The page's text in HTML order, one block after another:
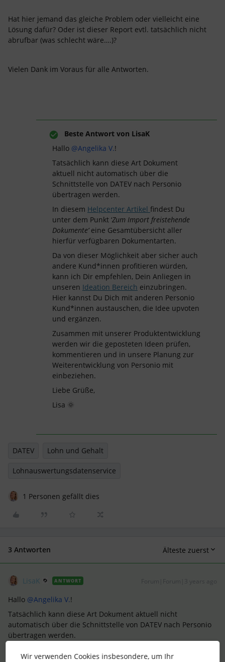
Hat hier jemand das gleiche Problem oder vielleicht eine
Lösung dafür? Oder ist dieser Report evtl. tatsächlich nicht
abrufbar (was schlecht wäre….)?
Vielen Dank im Voraus für alle Antworten.
Beste Antwort von LisaK
Hallo @Angelika V.!
Tatsächlich kann diese Art Dokument
aktuell nicht automatisch über die
Schnittstelle von DATEV nach Personio
übertragen werden.
In diesem Helpcenter Artikel findest Du
unter dem Punkt ‘Zum Import freistehende
Dokumente’eine Gesamtübersicht aller
hierfür verfügbaren Dokumentarten.
Da von dieser Möglichkeit aber sicher auch
andere Kund*innen profitieren würden,
kann ich Dir empfehlen, Dein Anliegen in
unseren Ideation Bereich einzubringen.
Hier kannst Du Dich mit anderen Personio
Kund*innen austauschen, die Idee upvoten
und ergänzen.
Zusammen mit unserer Produktentwicklung
werden wir die geposteten Ideen prüfen,
kommentieren und in unsere Planung zur
Weiterentwicklung von Personio mit
einbeziehen.
Liebe Grüße,
Lisa 🌞
DATEV Lohn und Gehalt
Lohnauswertungsdatenservice
1 Personen gefällt dies
3 Antworten Älteste zuerst
LisaK ANTWORT
Hallo @Angelika V.!
Tatsächlich kann diese Art Dokument aktuell nicht
automatisch über die Schnittstelle von DATEV nach Personio
übertragen werden.
Wir verwenden Cookies insbesondere, um Ihr